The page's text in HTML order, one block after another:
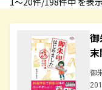
御